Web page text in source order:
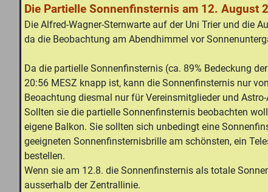
Die Partielle Sonnenfinsternis am 12. August
Die Alfred-Wagner-Sternwarte auf der Uni Trier und die
da die Beobachtung am Abendhimmel vor
Da die partielle Sonnenfinsternis (ca. 89% Bedeckung
20:56 MESZ knapp ist, kann die Sonnenfinsternis nur
Beoachtung diesmal nur für Vereinsmitglieder und
Sollten sie die partielle Sonnenfinsternis beobachten
eigene Balkon. Sie sollten sich unbedingt eine
geeigneten Sonnenfinsternisbrille am schönsten, ein
bestellen.
Wenn sie am 12.8. die Sonnenfinsternis als totale
ausserhalb der Zentrallinie.